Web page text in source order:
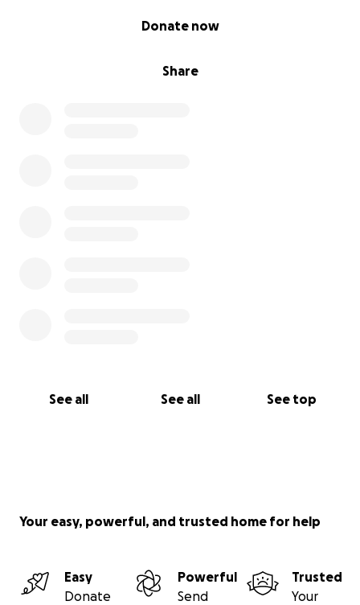
Share
Donate now
See all See all See top
Your easy, powerful, and trusted home for help
Easy
Donate
Powerful
Send
Trusted
Your